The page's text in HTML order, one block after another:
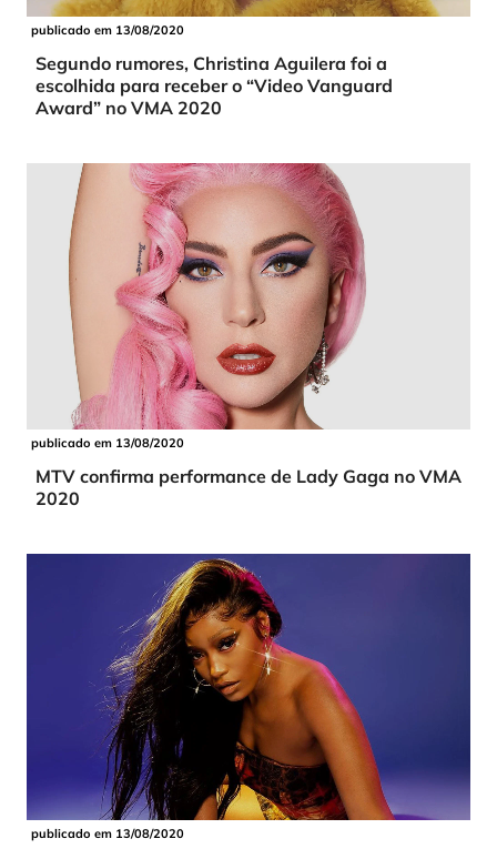
publicado em 13/08/2020
Segundo rumores, Christina Aguilera foi a
escolhida para receber o “Video Vanguard
Award” no VMA 2020
publicado em 13/08/2020
MTV confirma performance de Lady Gaga no VMA
2020
publicado em 13/08/2020